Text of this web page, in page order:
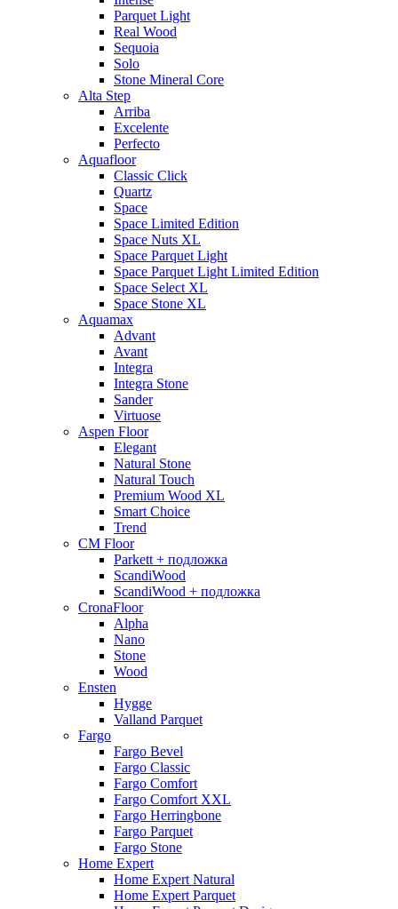
Parquet Light
Real Wood
Sequoia
Solo
Stone Mineral Core
Alta Step
Arriba
Excelente
Perfecto
Aquafloor
Classic Click
Quartz
Space
Space Limited Edition
Space Nuts XL
Space Parquet Light
Space Parquet Light Limited Edition
Space Select XL
Space Stone XL
Aquamax
Advant
Avant
Integra
Integra Stone
Sander
Virtuose
Aspen Floor
Elegant
Natural Stone
Natural Touch
Premium Wood XL
Smart Choice
Trend
CM Floor
Parkett + подложка
ScandiWood
ScandiWood + подложка
CronaFloor
Alpha
Nano
Stone
Wood
Ensten
Hygge
Valland Parquet
Fargo
Fargo Bevel
Fargo Classic
Fargo Comfort
Fargo Comfort XXL
Fargo Herringbone
Fargo Parquet
Fargo Stone
Home Expert
Home Expert Natural
Home Expert Parquet